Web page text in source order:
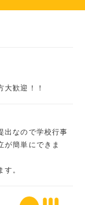
大歓迎！！
出なので学校行事
が簡単にできま
。